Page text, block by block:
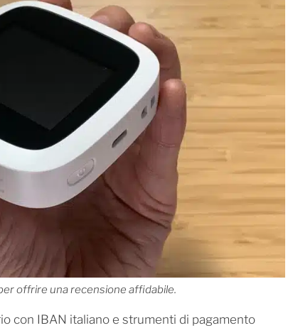
offrire una recensione affidabile.
con IBAN italiano e strumenti di pagamento